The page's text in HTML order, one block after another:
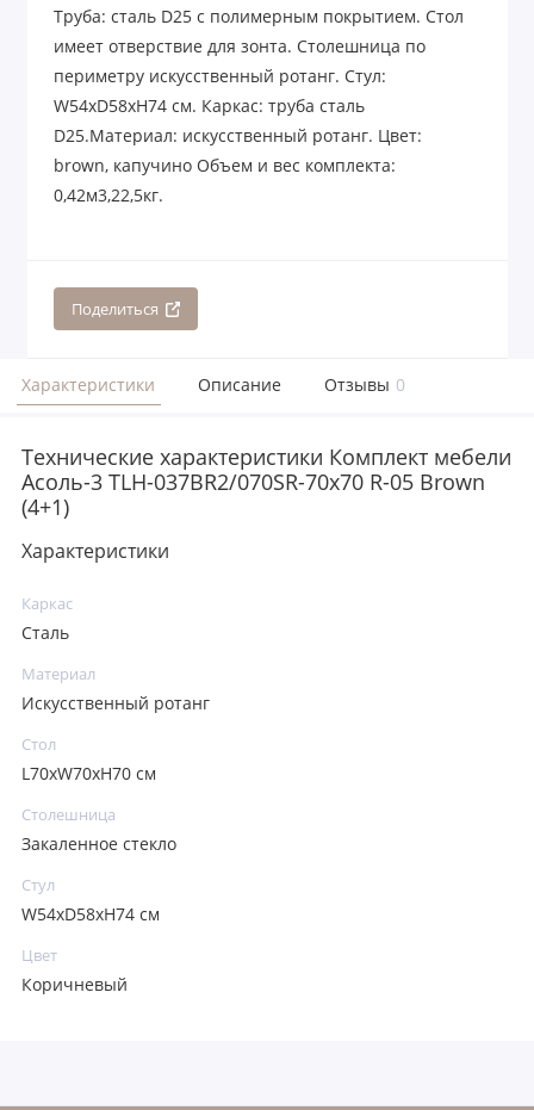
Труба: сталь D25 с полимерным покрытием. Стол
имеет отверствие для зонта. Столешница по
периметру искусственный ротанг. Стул:
W54хD58xH74 см. Каркас: труба сталь
D25.Материал: искусственный ротанг. Цвет:
brown, капучино Объем и вес комплекта:
0,42м3,22,5кг.
Поделиться
Характеристики Описание Отзывы 0
Технические характеристики Комплект мебели
Асоль-3 TLH-037BR2/070SR-70х70 R-05 Brown
(4+1)
Характеристики
Каркас
Сталь
Материал
Искусственный ротанг
Стол
L70xW70xH70 см
Столешница
Закаленное стекло
Стул
W54хD58xH74 см
Цвет
Коричневый